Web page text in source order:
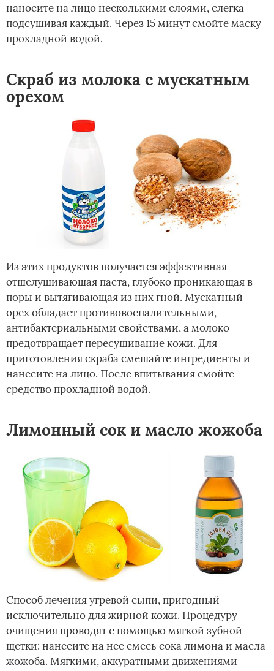
наносите на лицо несколькими слоями, слегка
подсушивая каждый. Через 15 минут смойте маску
прохладной водой.
Скраб из молока с мускатным
орехом
Из этих продуктов получается эффективная
отшелушивающая паста, глубоко проникающая в
поры и вытягивающая из них гной. Мускатный
орех обладает противовоспалительными,
антибактериальными свойствами, а молоко
предотвращает пересушивание кожи. Для
приготовления скраба смешайте ингредиенты и
нанесите на лицо. После впитывания смойте
средство прохладной водой.
Лимонный сок и масло жожоба
Способ лечения угревой сыпи, пригодный
исключительно для жирной кожи. Процедуру
очищения проводят с помощью мягкой зубной
щетки: нанесите на нее смесь сока лимона и масла
жожоба. Мягкими, аккуратными движениями